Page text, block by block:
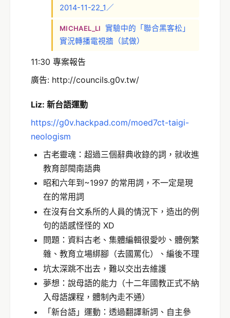
2014-11-22_1／
MICHAEL_LI
實驗中的「聯合黑客松」
實況轉播電視牆（試做）
11:30 專案報告
廣告: http://councils.g0v.tw/
Liz: 新台語運動
https://g0v.hackpad.com/moed7ct-taigi-
neologism
古老靈魂：超過三個辭典收錄的詞，就收進
教育部閩南語典
昭和六年到~1997 的常用詞，不一定是現
在的常用詞
在沒有台文系所的人員的情況下，造出的例
句的語感怪怪的 XD
問題：資料古老、集體編輯很愛吵、體例繁
雜、教育立場綁腳（去國罵化）、編後不理
坑太深跳不出去，難以交出去維護
夢想：說母語的能力（十二年國教正式不納
入母語課程，體制內走不通）
「新台語」運動：透過翻譯新詞、自主參